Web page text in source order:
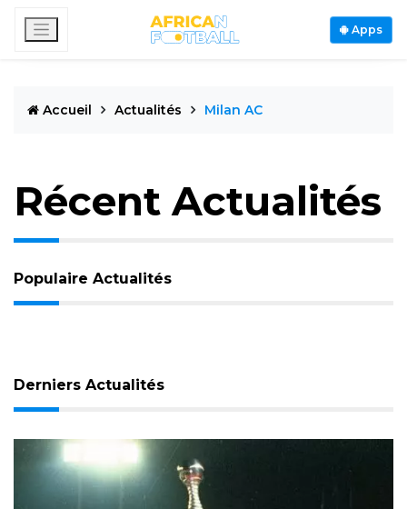
Apps
Accueil Actualités Milan AC
Récent Actualités
Populaire Actualités
Derniers Actualités